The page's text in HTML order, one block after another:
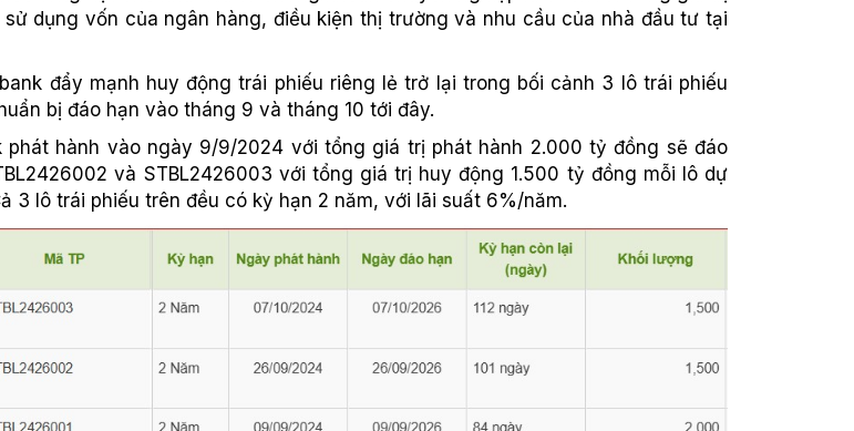
dụng vốn của ngân hàng, điều kiện thị trường và nhu cầu của nhà đầu tư tại
đẩy mạnh huy động trái phiếu riêng lẻ trở lại trong bối cảnh 3 lô trái phiếu
bị đáo hạn vào tháng 9 và tháng 10 tới đây.
phát hành vào ngày 9/9/2024 với tổng giá trị phát hành 2.000 tỷ đồng sẽ đáo
và STBL2426003 với tổng giá trị huy động 1.500 tỷ đồng mỗi lô dự
3 lô trái phiếu trên đều có kỳ hạn 2 năm, với lãi suất 6%/năm.